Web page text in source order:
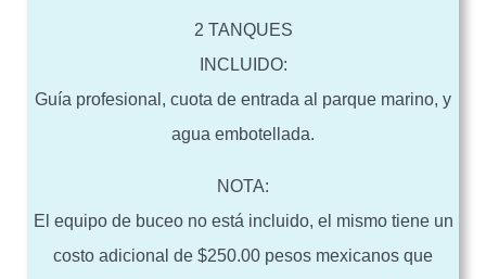
2 TANQUES
INCLUIDO:
Guía profesional, cuota de entrada al parque marino, y
agua embotellada.
NOTA:
El equipo de buceo no está incluido, el mismo tiene un
costo adicional de $250.00 pesos mexicanos que